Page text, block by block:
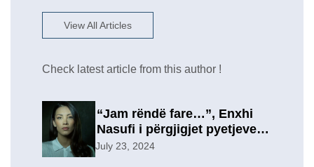
View All Articles
Check latest article from this author !
“Jam rëndë fare…”, Enxhi
Nasufi i përgjigjet pyetjeve
për ish-in, pas përfundimit të
July 23, 2024